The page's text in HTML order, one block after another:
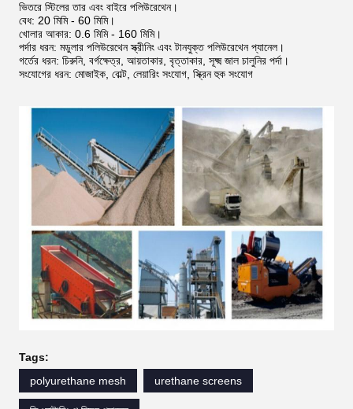
ভিতরে স্টিলের তার এবং বাইরে পলিউরেথেন।
বেধ: 20 মিমি - 60 মিমি।
খোলার আকার: 0.6 মিমি - 160 মিমি।
পর্দার ধরন: মডুলার পলিউরেথেন স্ক্রীনিং এবং টানযুক্ত পলিউরেথেন প্যানেল।
গর্তের ধরন: চিরুনি, বর্গক্ষেত্র, আয়তাকার, বৃত্তাকার, সূক্ষ্ম জাল চালুনির পর্দা।
সংযোগের ধরন: মোজাইক, বোল্ট, লেয়ারিং সংযোগ, স্ক্রিন হুক সংযোগ
Tags:
polyurethane mesh
urethane screens